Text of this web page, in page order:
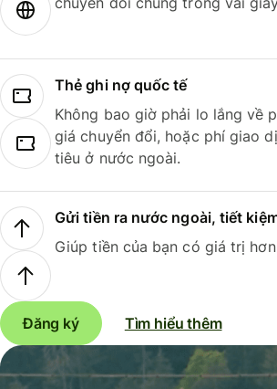
Thẻ ghi nợ quốc tế
Không bao giờ phải lo lắng về
giá chuyển đổi, hoặc phí giao
tiêu ở nước ngoài.
Gửi tiền ra nước ngoài, tiết
Giúp tiền của bạn có giá trị
Đăng ký Tìm hiểu thêm